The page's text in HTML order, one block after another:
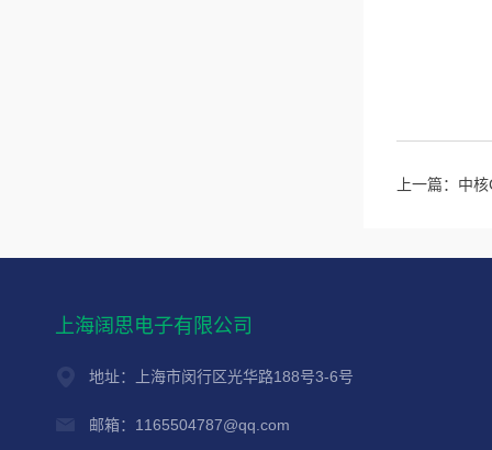
上一篇： 中
上海阔思电子有限公司
地址：上海市闵行区光华路188号3-6号
邮箱：1165504787@qq.com